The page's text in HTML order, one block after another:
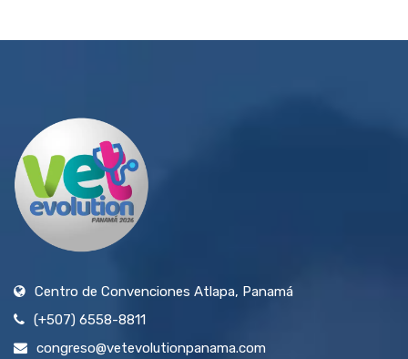
Centro de Convenciones Atlapa, Panamá
(+507) 6558-8811
congreso@vetevolutionpanama.com